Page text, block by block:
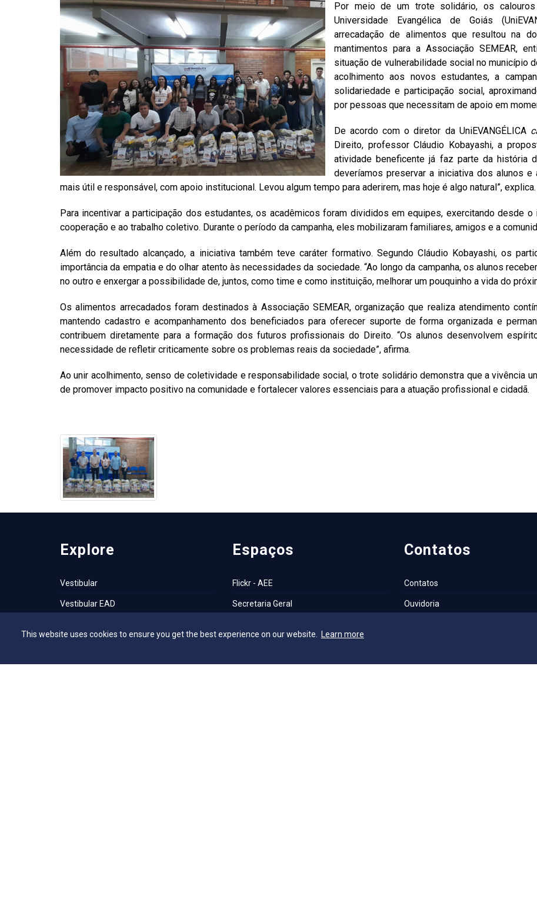
This website uses cookies to ensure you get the best experience on our website. Learn more
Por meio de um trote solidário, os
Universidade Evangélica de Goiás
arrecadação de alimentos que resultou na
mantimentos para a Associação SEMEAR,
situação de vulnerabilidade social no município
acolhimento aos novos estudantes, a
solidariedade e participação social,
por pessoas que necessitam de apoio em
De acordo com o diretor da UniEVANGÉLICA
Direito, professor Cláudio Kobayashi, a
atividade beneficente já faz parte da história
deveríamos preservar a iniciativa dos alunos
mais útil e responsável, com apoio institucional. Levou algum tempo para aderirem, mas hoje é algo natural”, explica.
Para incentivar a participação dos estudantes, os acadêmicos foram divididos em equipes, exercitando desde
cooperação e ao trabalho coletivo. Durante o período da campanha, eles mobilizaram familiares, amigos e a
Além do resultado alcançado, a iniciativa também teve caráter formativo. Segundo Cláudio Kobayashi, os
importância da empatia e do olhar atento às necessidades da sociedade. “Ao longo da campanha, os alunos
no outro e enxergar a possibilidade de, juntos, como time e como instituição, melhorar um pouquinho a vida do
Os alimentos arrecadados foram destinados à Associação SEMEAR, organização que realiza atendimento
mantendo cadastro e acompanhamento dos beneficiados para oferecer suporte de forma organizada e
contribuem diretamente para a formação dos futuros profissionais do Direito. “Os alunos desenvolvem
necessidade de refletir criticamente sobre os problemas reais da sociedade”, afirma.
Ao unir acolhimento, senso de coletividade e responsabilidade social, o trote solidário demonstra que a vivência
de promover impacto positivo na comunidade e fortalecer valores essenciais para a atuação profissional e cidadã.
Explore
Vestibular
Vestibular EAD
Consulta Lista de Formandos
Espaços
Flickr - AEE
Secretaria Geral
Academia Escola
Contatos
Contatos
Ouvidoria
UniAtender